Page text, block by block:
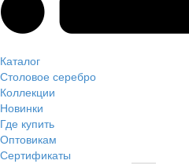
Каталог
Столовое серебро
Коллекции
Новинки
Где купить
Оптовикам
Сертификаты